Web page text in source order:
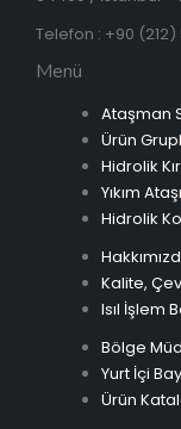
Telefon : +90 (212)
Menü
Ataşman
Ürün
Hidrolik
Yıkım
Hidrolik
Kalite,
Isıl İşlem
Bölge
Yurt İçi
Ürün